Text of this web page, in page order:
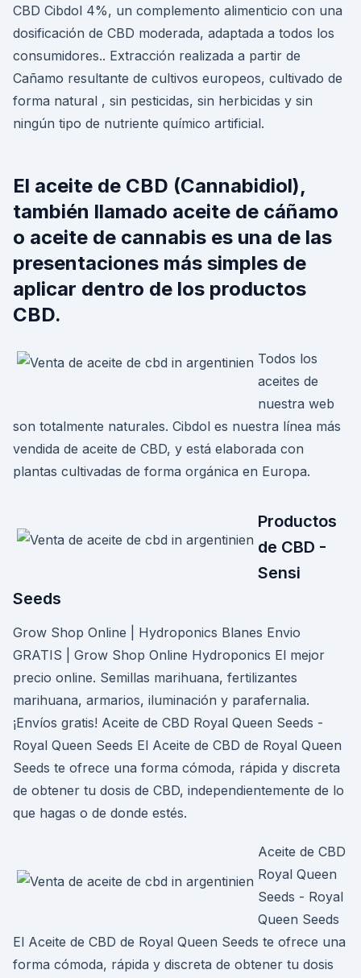
CBD Cibdol 4%, un complemento alimenticio con una
dosificación de CBD moderada, adaptada a todos los
consumidores.. Extracción realizada a partir de
Cañamo resultante de cultivos europeos, cultivado de
forma natural , sin pesticidas, sin herbicidas y sin
ningún tipo de nutriente químico artificial.
El aceite de CBD (Cannabidiol),
también llamado aceite de cáñamo
o aceite de cannabis es una de las
presentaciones más simples de
aplicar dentro de los productos
CBD.
Todos los
aceites de
nuestra web
son totalmente naturales. Cibdol es nuestra línea más
vendida de aceite de CBD, y está elaborada con
plantas cultivadas de forma orgánica en Europa.
Productos
de CBD -
Sensi
Seeds
Grow Shop Online | Hydroponics Blanes Envio
GRATIS | Grow Shop Online Hydroponics El mejor
precio online. Semillas marihuana, fertilizantes
marihuana, armarios, iluminación y parafernalia.
¡Envíos gratis! Aceite de CBD Royal Queen Seeds -
Royal Queen Seeds El Aceite de CBD de Royal Queen
Seeds te ofrece una forma cómoda, rápida y discreta
de obtener tu dosis de CBD, independientemente de lo
que hagas o de donde estés.
Aceite de CBD
Royal Queen
Seeds - Royal
Queen Seeds
El Aceite de CBD de Royal Queen Seeds te ofrece una
forma cómoda, rápida y discreta de obtener tu dosis